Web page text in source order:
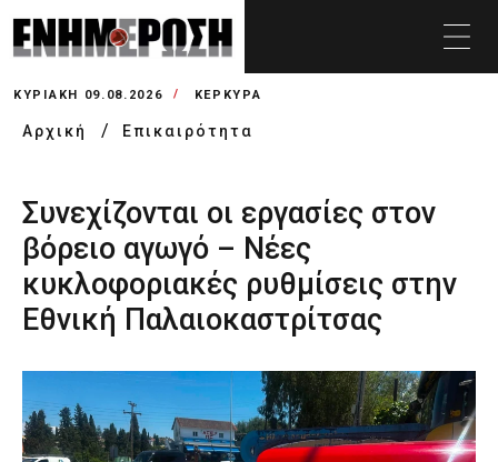
ΚΥΡΙΑΚΉ 09.08.2026 ΚΕΡΚΥΡΑ
Αρχική Επικαιρότητα
Συνεχίζονται οι εργασίες στον
βόρειο αγωγό – Νέες
κυκλοφοριακές ρυθμίσεις στην
Εθνική Παλαιοκαστρίτσας